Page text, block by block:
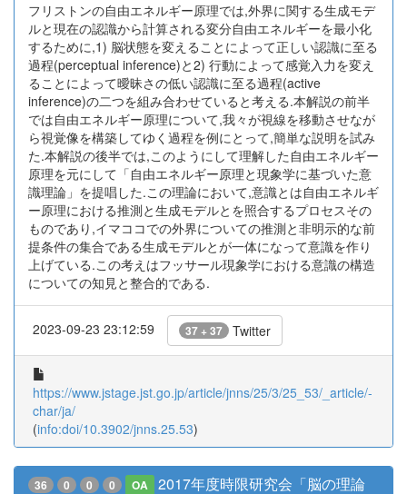
フリストンの自由エネルギー原理では,外界に関する生成モデ
ルと現在の認識から計算される変分自由エネルギーを最小化
するために,1) 脳状態を変えることによって正しい認識に至る
過程(perceptual inference)と2) 行動によって感覚入力を変え
ることによって曖昧さの低い認識に至る過程(active
inference)の二つを組み合わせていると考える.本解説の前半
では自由エネルギー原理について,我々が視線を移動させなが
ら視覚像を構築してゆく過程を例にとって,簡単な説明を試み
た.本解説の後半では,このようにして理解した自由エネルギー
原理を元にして「自由エネルギー原理と現象学に基づいた意
識理論」を提唱した.この理論において,意識とは自由エネルギ
ー原理における推測と生成モデルとを照合するプロセスその
ものであり,イマココでの外界についての推測と非明示的な前
提条件の集合である生成モデルとが一体になって意識を作り
上げている.この考えはフッサール現象学における意識の構造
についての知見と整合的である.
2023-09-23 23:12:59 37 + 37 Twitter
https://www.jstage.jst.go.jp/article/jnns/25/3/25_53/_article/-
char/ja/
(info:doi/10.3902/jnns.25.53)
36 0 0 0 OA
2017年度時限研究会「脳の理論